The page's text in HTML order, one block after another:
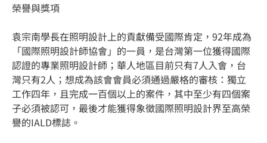
榮譽與獎項
袁宗南學長在照明設計上的貢獻備受國際肯定，92年成為
「國際照明設計師協會」的一員，是台灣第一位獲得國際
認證的專業照明設計師；華人地區目前只有7人入會，台
灣只有2人；想成為該會會員必須通過嚴格的審核：獨立
工作四年，且完成一百個以上的案件，其中至少有四個案
子必須被認可，最後才能獲得象徵國際照明設計界至高榮
譽的IALD標誌。